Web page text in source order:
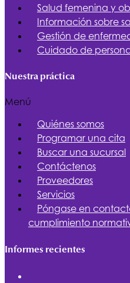
Salud femenina y
Información sobre
Gestión de
Cuidado de
Nuestra práctica
Menú
Quiénes somos
Programar una cita
Buscar una sucursal
Contáctenos
Proveedores
Servicios
Póngase en
cumplimiento
Informes recientes